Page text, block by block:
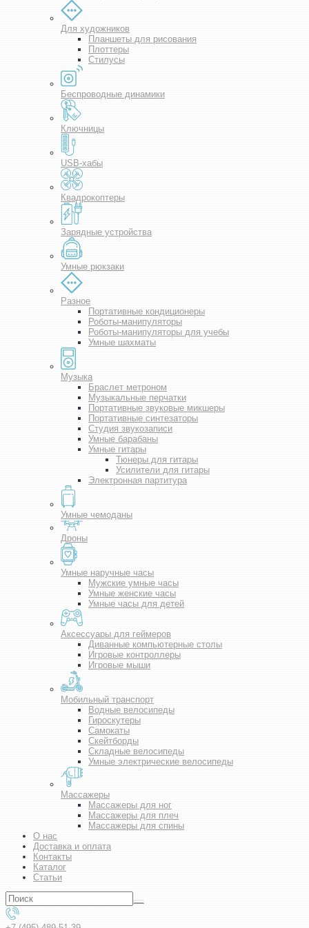
Для художников
Планшеты для рисования
Плоттеры
Стилусы
Беспроводные динамики
Ключницы
USB-хабы
Квадрокоптеры
Зарядные устройства
Умные рюкзаки
Разное
Портативные кондиционеры
Роботы-манипуляторы
Роботы-манипуляторы для учебы
Умные шахматы
Музыка
Браслет метроном
Музыкальные перчатки
Портативные звуковые микшеры
Портативные синтезаторы
Студия звукозаписи
Умные барабаны
Умные гитары
Тюнеры для гитары
Усилители для гитары
Электронная партитура
Умные чемоданы
Дроны
Умные наручные часы
Мужские умные часы
Умные женские часы
Умные часы для детей
Аксессуары для геймеров
Диванные компьютерные столы
Игровые контроллеры
Игровые мыши
Мобильный транспорт
Водные велосипеды
Гироскутеры
Самокаты
Скейтборды
Складные велосипеды
Умные электрические велосипеды
Массажеры
Массажеры для ног
Массажеры для плеч
Массажеры для спины
О нас
Доставка и оплата
Контакты
Каталог
Статьи